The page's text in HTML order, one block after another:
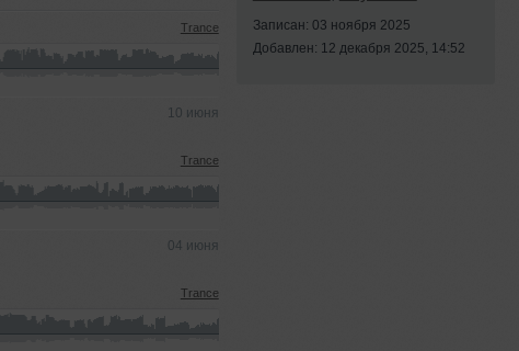
Trance
10 июня
Trance
04 июня
Trance
Записан: 03 ноября 2025
Добавлен: 12 декабря 2025, 14:52